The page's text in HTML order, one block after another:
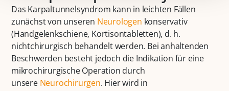
Das Karpaltunnelsyndrom kann in leichten Fällen
zunächst von unseren Neurologen konservativ
(Handgelenkschiene, Kortisontabletten), d. h.
nichtchirurgisch behandelt werden. Bei anhaltenden
Beschwerden besteht jedoch die Indikation für eine
mikrochirurgische Operation durch
unsere Neurochirurgen. Hier wird in